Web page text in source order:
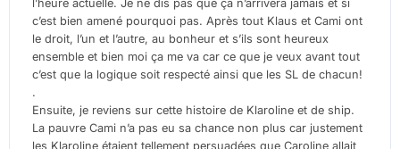
l’heure actuelle. Je ne dis pas que ça n’arrivera jamais et si
c’est bien amené pourquoi pas. Après tout Klaus et Cami ont
le droit, l’un et l’autre, au bonheur et s’ils sont heureux
ensemble et bien moi ça me va car ce que je veux avant tout
c’est que la logique soit respecté ainsi que les SL de chacun!
.
Ensuite, je reviens sur cette histoire de Klaroline et de ship.
La pauvre Cami n’a pas eu sa chance non plus car justement
les Klaroline étaient tellement persuadées que Caroline allait